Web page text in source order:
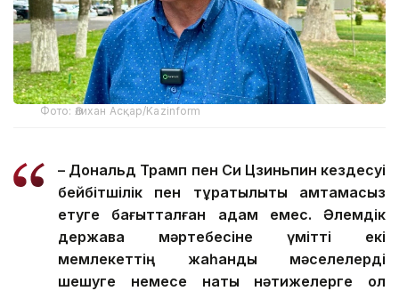
Фото: Әлихан Асқар/Kazinform
– Дональд Трамп пен Си Цзиньпин кездесуі
бейбітшілік пен тұрақтылықты қамтамасыз
етуге бағытталған қадам емес. Әлемдік
держава мәртебесіне үмітті екі
мемлекеттің жаһандық мәселелерді
шешуге немесе нақты нәтижелерге қол